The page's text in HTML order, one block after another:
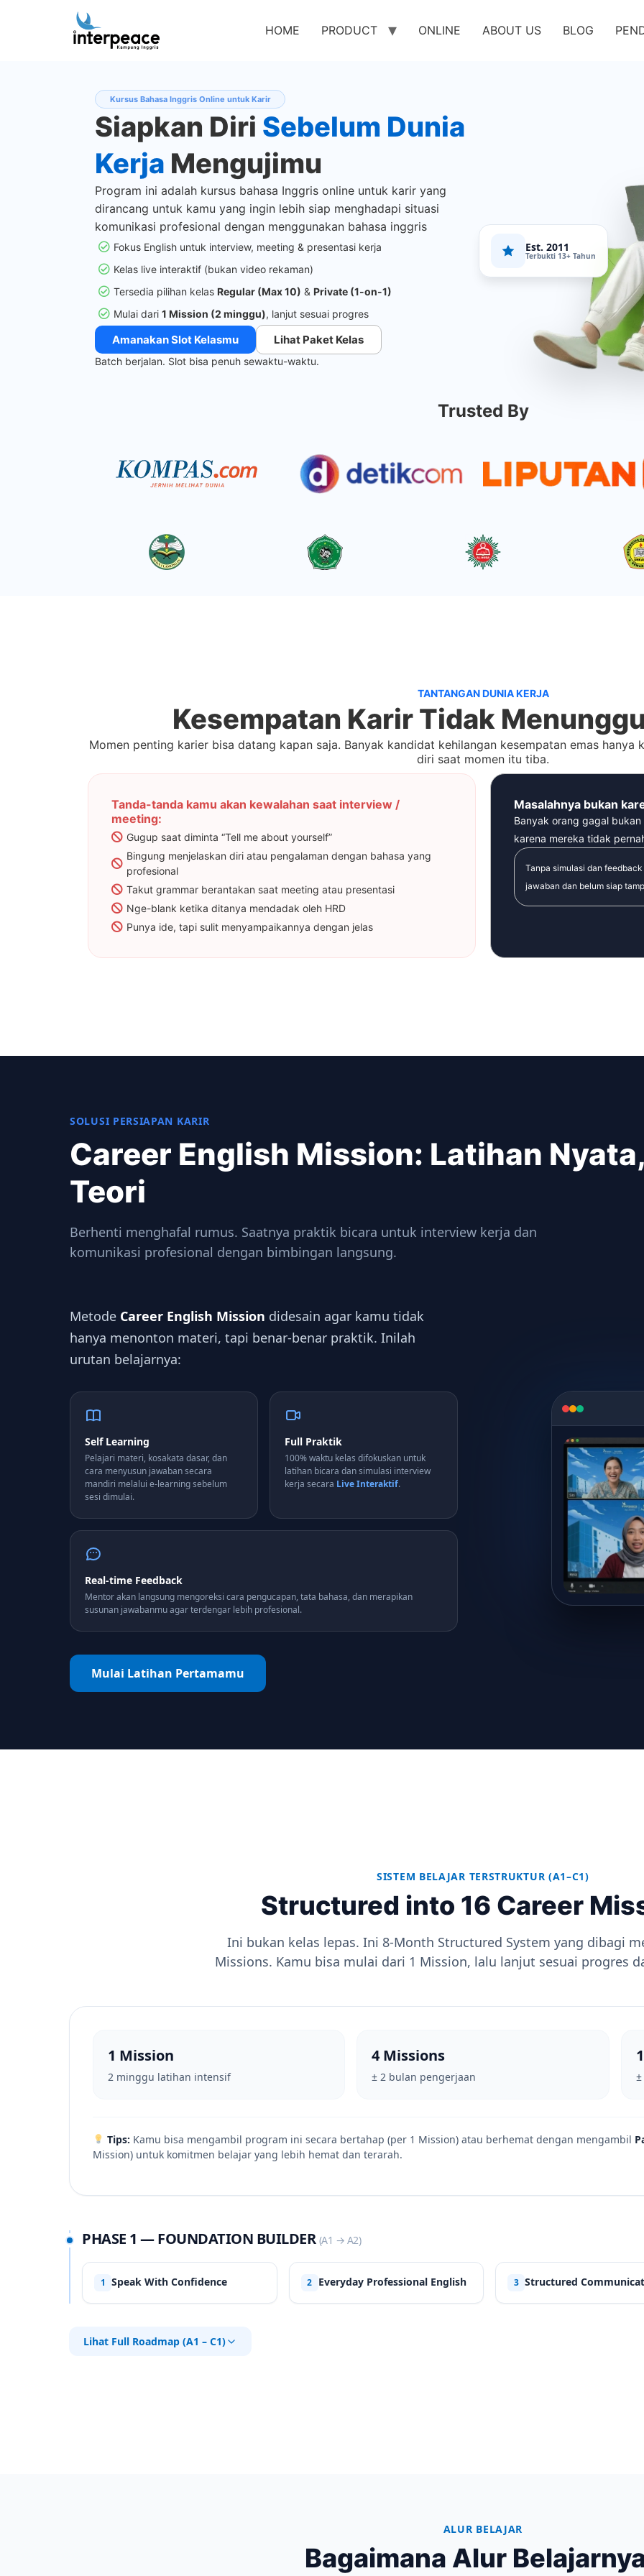
HOME PRODUCT ONLINE ABOUT US BLOG
Kursus Bahasa Inggris Online untuk Karir
Siapkan Diri Sebelum Dunia
Kerja Mengujimu
Program ini adalah kursus bahasa Inggris online untuk karir yang
dirancang untuk kamu yang ingin lebih siap menghadapi situasi
komunikasi profesional dengan menggunakan bahasa inggris
Fokus English untuk interview, meeting & presentasi kerja
Kelas live interaktif (bukan video rekaman)
Tersedia pilihan kelas Regular (Max 10) & Private (1-on-1)
Mulai dari 1 Mission (2 minggu), lanjut sesuai progres
Amanakan Slot Kelasmu Lihat Paket Kelas
Batch berjalan. Slot bisa penuh sewaktu-waktu.
Est. 2011
Terbukti 13+ Tahun
Trusted By
TANTANGAN DUNIA KERJA
Kesempatan Karir Tidak
Momen penting karier bisa datang kapan saja. Banyak kandidat kehilangan kesempatan emas hanya
diri saat momen itu tiba.
Tanda-tanda kamu akan kewalahan saat interview /
meeting:
Gugup saat diminta “Tell me about yourself”
Bingung menjelaskan diri atau pengalaman dengan bahasa yang
profesional
Takut grammar berantakan saat meeting atau presentasi
Nge-blank ketika ditanya mendadak oleh HRD
Punya ide, tapi sulit menyampaikannya dengan jelas
Masalahnya bukan
Banyak orang gagal
karena mereka tidak
Tanpa simulasi dan
jawaban dan belum siap
SOLUSI PERSIAPAN KARIR
Career English Mission: Latihan
Teori
Berhenti menghafal rumus. Saatnya praktik bicara untuk interview kerja dan
komunikasi profesional dengan bimbingan langsung.
Metode Career English Mission didesain agar kamu tidak
hanya menonton materi, tapi benar-benar praktik. Inilah
urutan belajarnya:
Self Learning
Pelajari materi, kosakata dasar, dan
cara menyusun jawaban secara
mandiri melalui e-learning sebelum
sesi dimulai.
Full Praktik
100% waktu kelas difokuskan untuk
latihan bicara dan simulasi interview
kerja secara Live Interaktif.
Real-time Feedback
Mentor akan langsung mengoreksi cara pengucapan, tata bahasa, dan merapikan
susunan jawabanmu agar terdengar lebih profesional.
Mulai Latihan Pertamamu
SISTEM BELAJAR TERSTRUKTUR (A1–C1)
Structured into 16 Career
Ini bukan kelas lepas. Ini 8-Month Structured System yang dibagi
Missions. Kamu bisa mulai dari 1 Mission, lalu lanjut sesuai progres
1 Mission
2 minggu latihan intensif
4 Missions
± 2 bulan pengerjaan
Tips: Kamu bisa mengambil program ini secara bertahap (per 1 Mission) atau berhemat dengan mengambil
Mission) untuk komitmen belajar yang lebih hemat dan terarah.
PHASE 1 — FOUNDATION BUILDER (A1 → A2)
1 Speak With Confidence 2 Everyday Professional English 3 Structured
Lihat Full Roadmap (A1 – C1)
ALUR BELAJAR
Bagaimana Alur